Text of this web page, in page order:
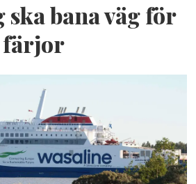
ska bana väg för
färjor